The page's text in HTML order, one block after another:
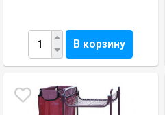
В корзину